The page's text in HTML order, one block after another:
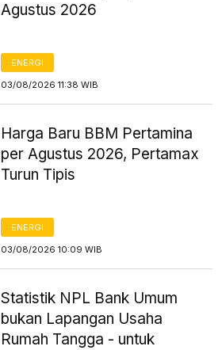
Agustus 2026
ENERGI
03/08/2026 11:38 WIB
Harga Baru BBM Pertamina
per Agustus 2026, Pertamax
Turun Tipis
ENERGI
03/08/2026 10:09 WIB
Statistik NPL Bank Umum
bukan Lapangan Usaha
Rumah Tangga - untuk